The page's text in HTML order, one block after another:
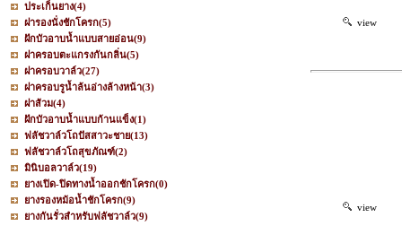
ประเก็นยาง(4)
ฝารองนั่งชักโครก(5)
ฝักบัวอาบน้ำแบบสายอ่อน(9)
ฝาครอบตะแกรงกันกลิ่น(5)
ฝาครอบวาล์ว(27)
ฝาครอบรูน้ำล้นอ่างล้างหน้า(3)
ฝาส้วม(4)
ฝักบัวอาบน้ำแบบก้านแข็ง(1)
ฟลัชวาล์วโถปัสสาวะชาย(13)
ฟลัชวาล์วโถสุขภัณฑ์(2)
มินิบอลวาล์ว(19)
ยางเปิด-ปิดทางน้ำออกชักโครก(0)
ยางรองหม้อน้ำชักโครก(9)
ยางกันรั่วสำหรับฟลัชวาล์ว(9)
view
view